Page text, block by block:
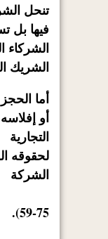
تنحل
فيها بل
الشركاء
الشريك
أما
أو
التجارية
لحقوقه
75-59).